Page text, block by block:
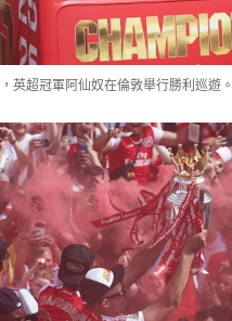
英超冠軍阿仙奴在倫敦舉行勝利巡遊。